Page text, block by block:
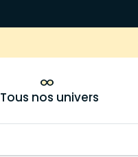
Tous nos univers